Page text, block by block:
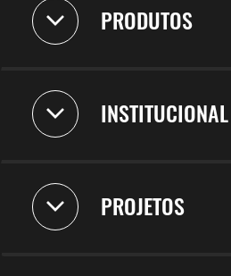
PRODUTOS
INSTITUCIONAL
PROJETOS